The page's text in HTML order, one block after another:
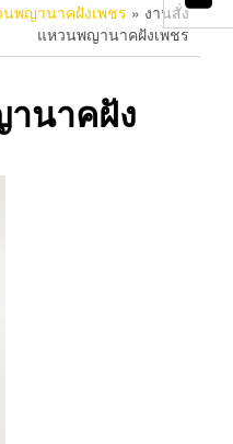
นพญานาคฝังเพชร » งานสั่ง
แหวนพญานาคฝังเพชร
นาคฝัง